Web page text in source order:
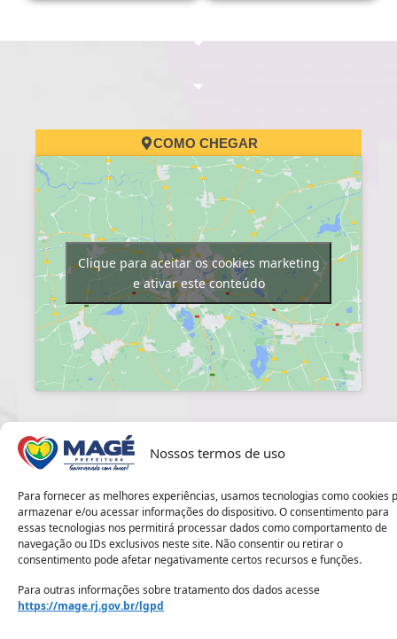
Nossos termos de uso
Para fornecer as melhores experiências, usamos tecnologias como cookies
armazenar e/ou acessar informações do dispositivo. O consentimento para
essas tecnologias nos permitirá processar dados como comportamento de
navegação ou IDs exclusivos neste site. Não consentir ou retirar o
consentimento pode afetar negativamente certos recursos e funções.
Para outras informações sobre tratamento dos dados acesse
https://mage.rj.gov.br/lgpd
COMO CHEGAR
Clique para aceitar os cookies marketing
e ativar este conteúdo
Av. João Valério, 241, Centro - Edifício Golden Tower